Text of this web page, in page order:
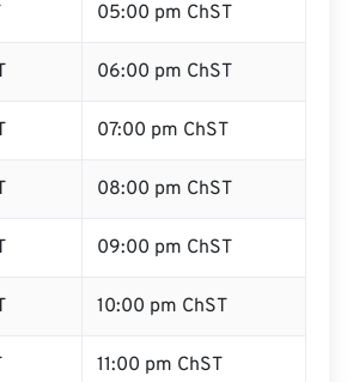
05:00 pm ChST
06:00 pm ChST
07:00 pm ChST
08:00 pm ChST
09:00 pm ChST
10:00 pm ChST
11:00 pm ChST